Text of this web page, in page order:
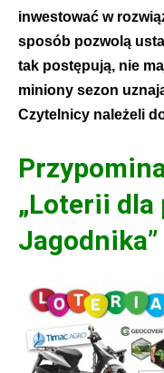
inwestować w
sposób pozwolą
tak postępują, nie
miniony sezon
Czytelnicy należeli
„Loterii
Jagodnika”